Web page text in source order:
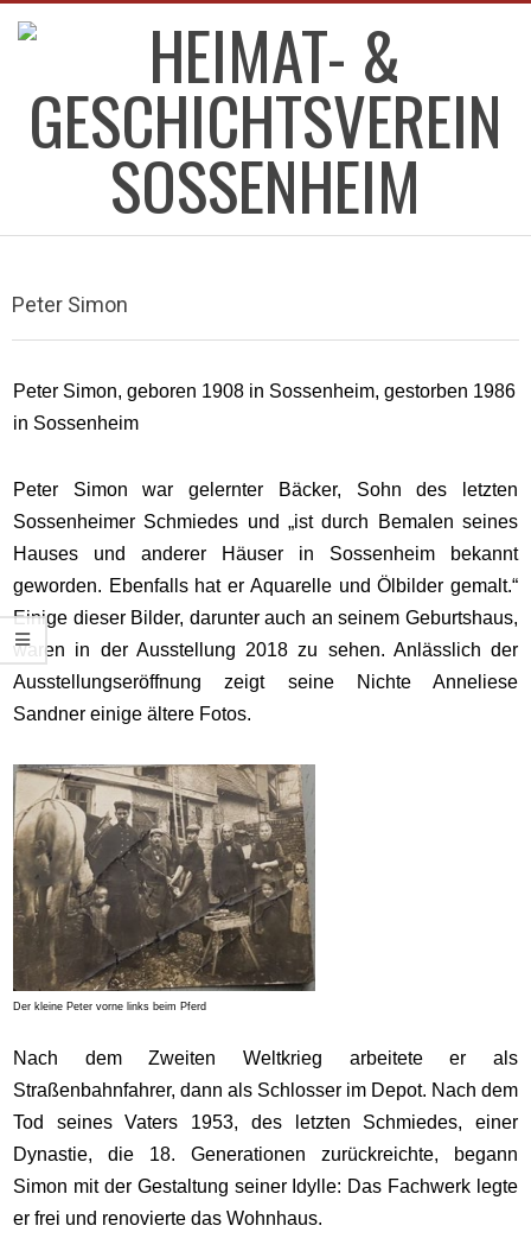
Skip
HEIMAT-
&
GESCHICHTSVEREIN
SOSSENHEIM
Menu
Peter Simon
Peter Simon, geboren 1908 in Sossenheim, gestorben 1986
in Sossenheim
Peter Simon war gelernter Bäcker, Sohn des letzten
Sossenheimer Schmiedes und „ist durch Bemalen seines
Hauses und anderer Häuser in Sossenheim bekannt
geworden. Ebenfalls hat er Aquarelle und Ölbilder gemalt.“
Einige dieser Bilder, darunter auch an seinem Geburtshaus,
waren in der Ausstellung 2018 zu sehen. Anlässlich der
Ausstellungseröffnung zeigt seine Nichte Anneliese
Sandner einige ältere Fotos.
Der kleine Peter vorne links beim Pferd
Nach dem Zweiten Weltkrieg arbeitete er als
Straßenbahnfahrer, dann als Schlosser im Depot. Nach dem
Tod seines Vaters 1953, des letzten Schmiedes, einer
Dynastie, die 18. Generationen zurückreichte, begann
Simon mit der Gestaltung seiner Idylle: Das Fachwerk legte
er frei und renovierte das Wohnhaus.